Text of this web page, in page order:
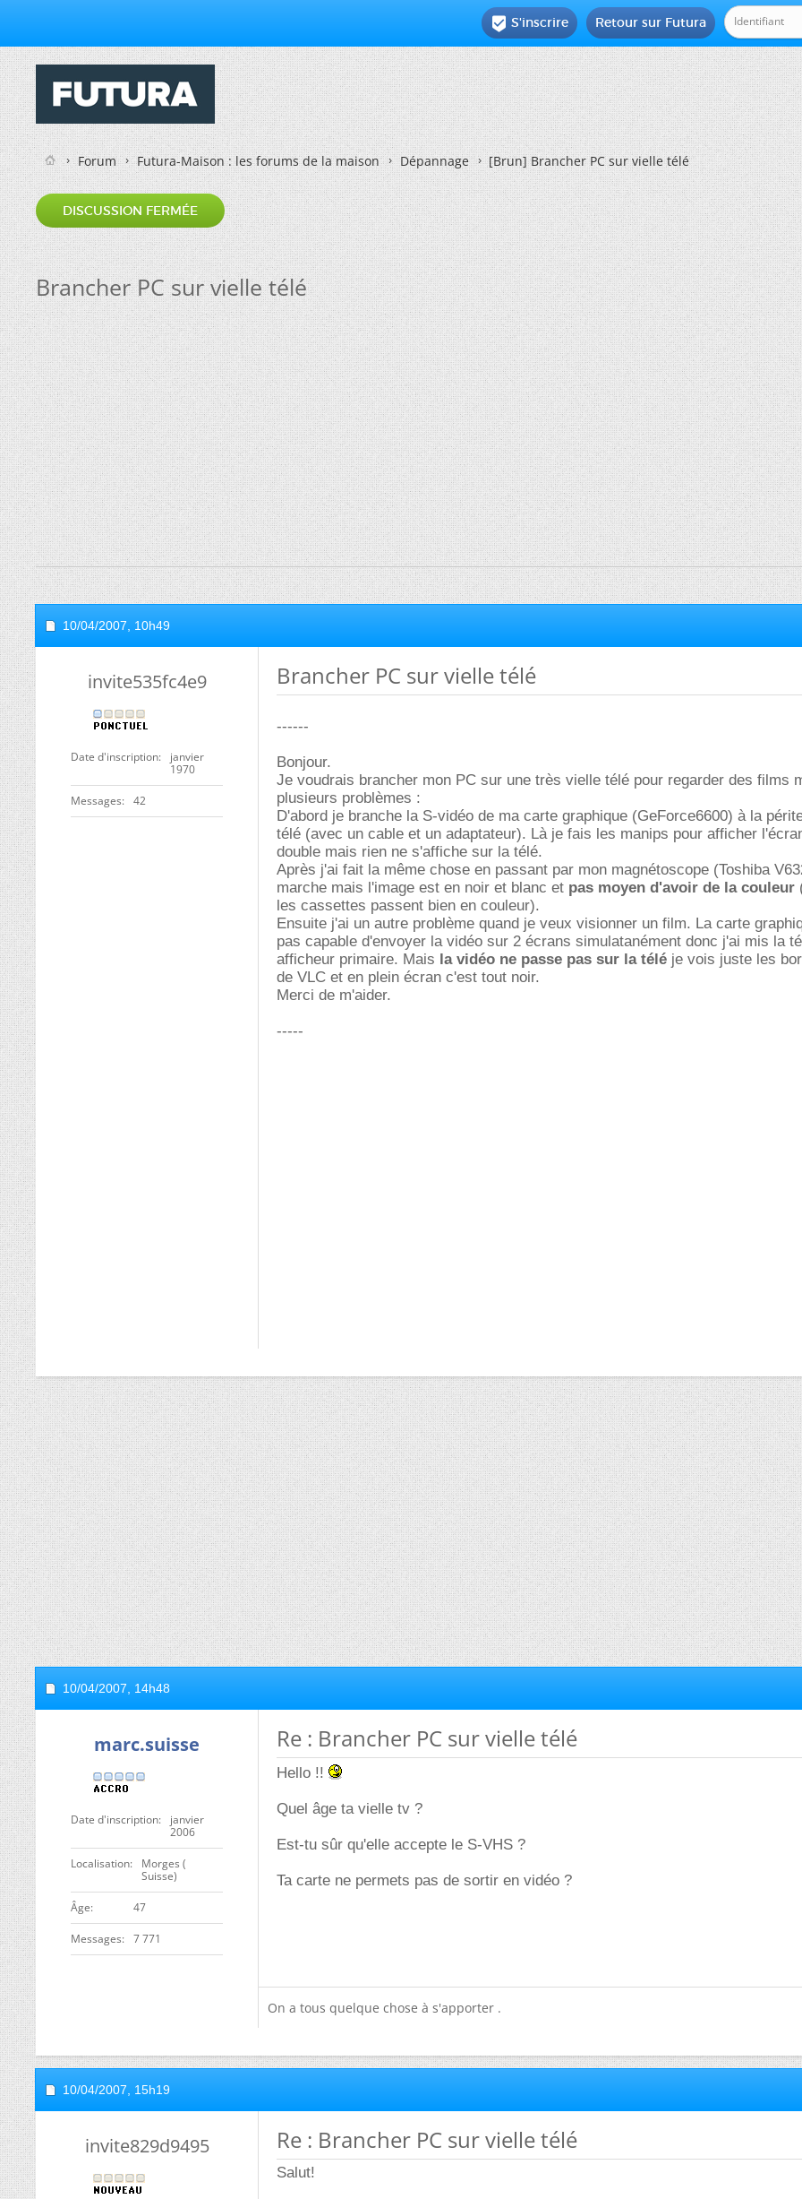
Retour sur Futura
 S'inscrire
Forum Futura-Maison : les forums de la maison Dépannage [Brun]Brancher PC sur vielle télé
DISCUSSION FERMÉE
Brancher PC sur vielle télé
10/04/2007, 10h49
invite535fc4e9
Date d'inscription
janvier
1970
Messages 42
Brancher PC sur vielle télé
------
Bonjour.
Je voudrais brancher mon PC sur une très vielle télé pour regarder des films
plusieurs problèmes :
D'abord je branche la S-vidéo de ma carte graphique (GeForce6600) à la
télé (avec un cable et un adaptateur). Là je fais les manips pour afficher
double mais rien ne s'affiche sur la télé.
Après j'ai fait la même chose en passant par mon magnétoscope (Toshiba
marche mais l'image est en noir et blanc et pas moyen d'avoir de la couleur
les cassettes passent bien en couleur).
Ensuite j'ai un autre problème quand je veux visionner un film. La carte
pas capable d'envoyer la vidéo sur 2 écrans simulatanément donc j'ai mis la
afficheur primaire. Mais la vidéo ne passe pas sur la télé je vois juste les
de VLC et en plein écran c'est tout noir.
Merci de m'aider.
-----
10/04/2007, 14h48
marc.suisse
Date d'inscription
janvier
2006
Localisation
Morges (
Suisse)
ge 47
Messages 7 771
Re : Brancher PC sur vielle télé
Hello !!
Quel âge ta vielle tv ?
Est-tu sûr qu'elle accepte le S-VHS ?
Ta carte ne permets pas de sortir en vidéo ?
On a tous quelque chose à s'apporter .
10/04/2007, 15h19
invite829d9495 Re : Brancher PC sur vielle télé
Salut!